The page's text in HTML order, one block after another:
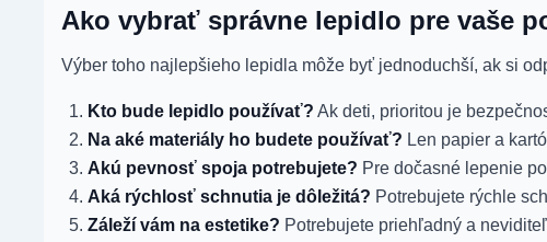
Ako vybrať správne lepidlo pre vaše
Výber toho najlepšieho lepidla môže byť jednoduchší, ak si
Kto bude lepidlo používať? Ak deti, prioritou je
Na aké materiály ho budete používať? Len papier a
Akú pevnosť spoja potrebujete? Pre dočasné lepenie
Aká rýchlosť schnutia je dôležitá? Potrebujete rýchle
Záleží vám na estetike? Potrebujete priehľadný a